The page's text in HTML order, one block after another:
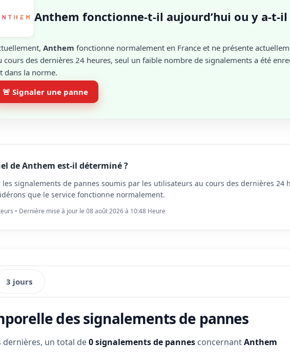
Anthem fonctionne-t-il aujourd’hui ou y a-t-il
Anthem fonctionne normalement en France et ne présente
cours des dernières 24 heures, seul un faible nombre de signalements a été
dans la norme.
🚨 Signaler une panne
de Anthem est-il déterminé ?
les signalements de pannes soumis par les utilisateurs au cours des dernières 24
que le service fonctionne normalement.
• Dernière mise à jour le 08 août 2026 à 10:48 Heure
3 jours
des signalements de pannes
dernières, un total de0 signalements de pannes concernantAnthem